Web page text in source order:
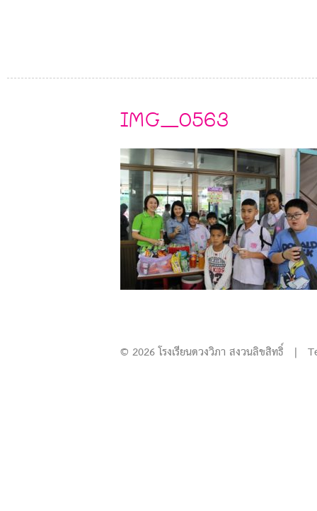
IMG_0563
© 2026 โรงเรียนดวงวิภา สงวนลิขสิทธิ์ |